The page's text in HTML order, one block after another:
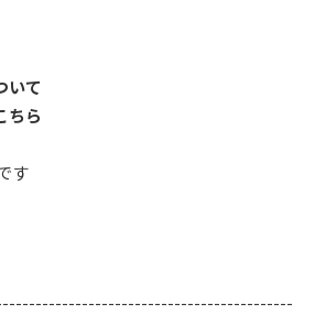
いて
ら
す